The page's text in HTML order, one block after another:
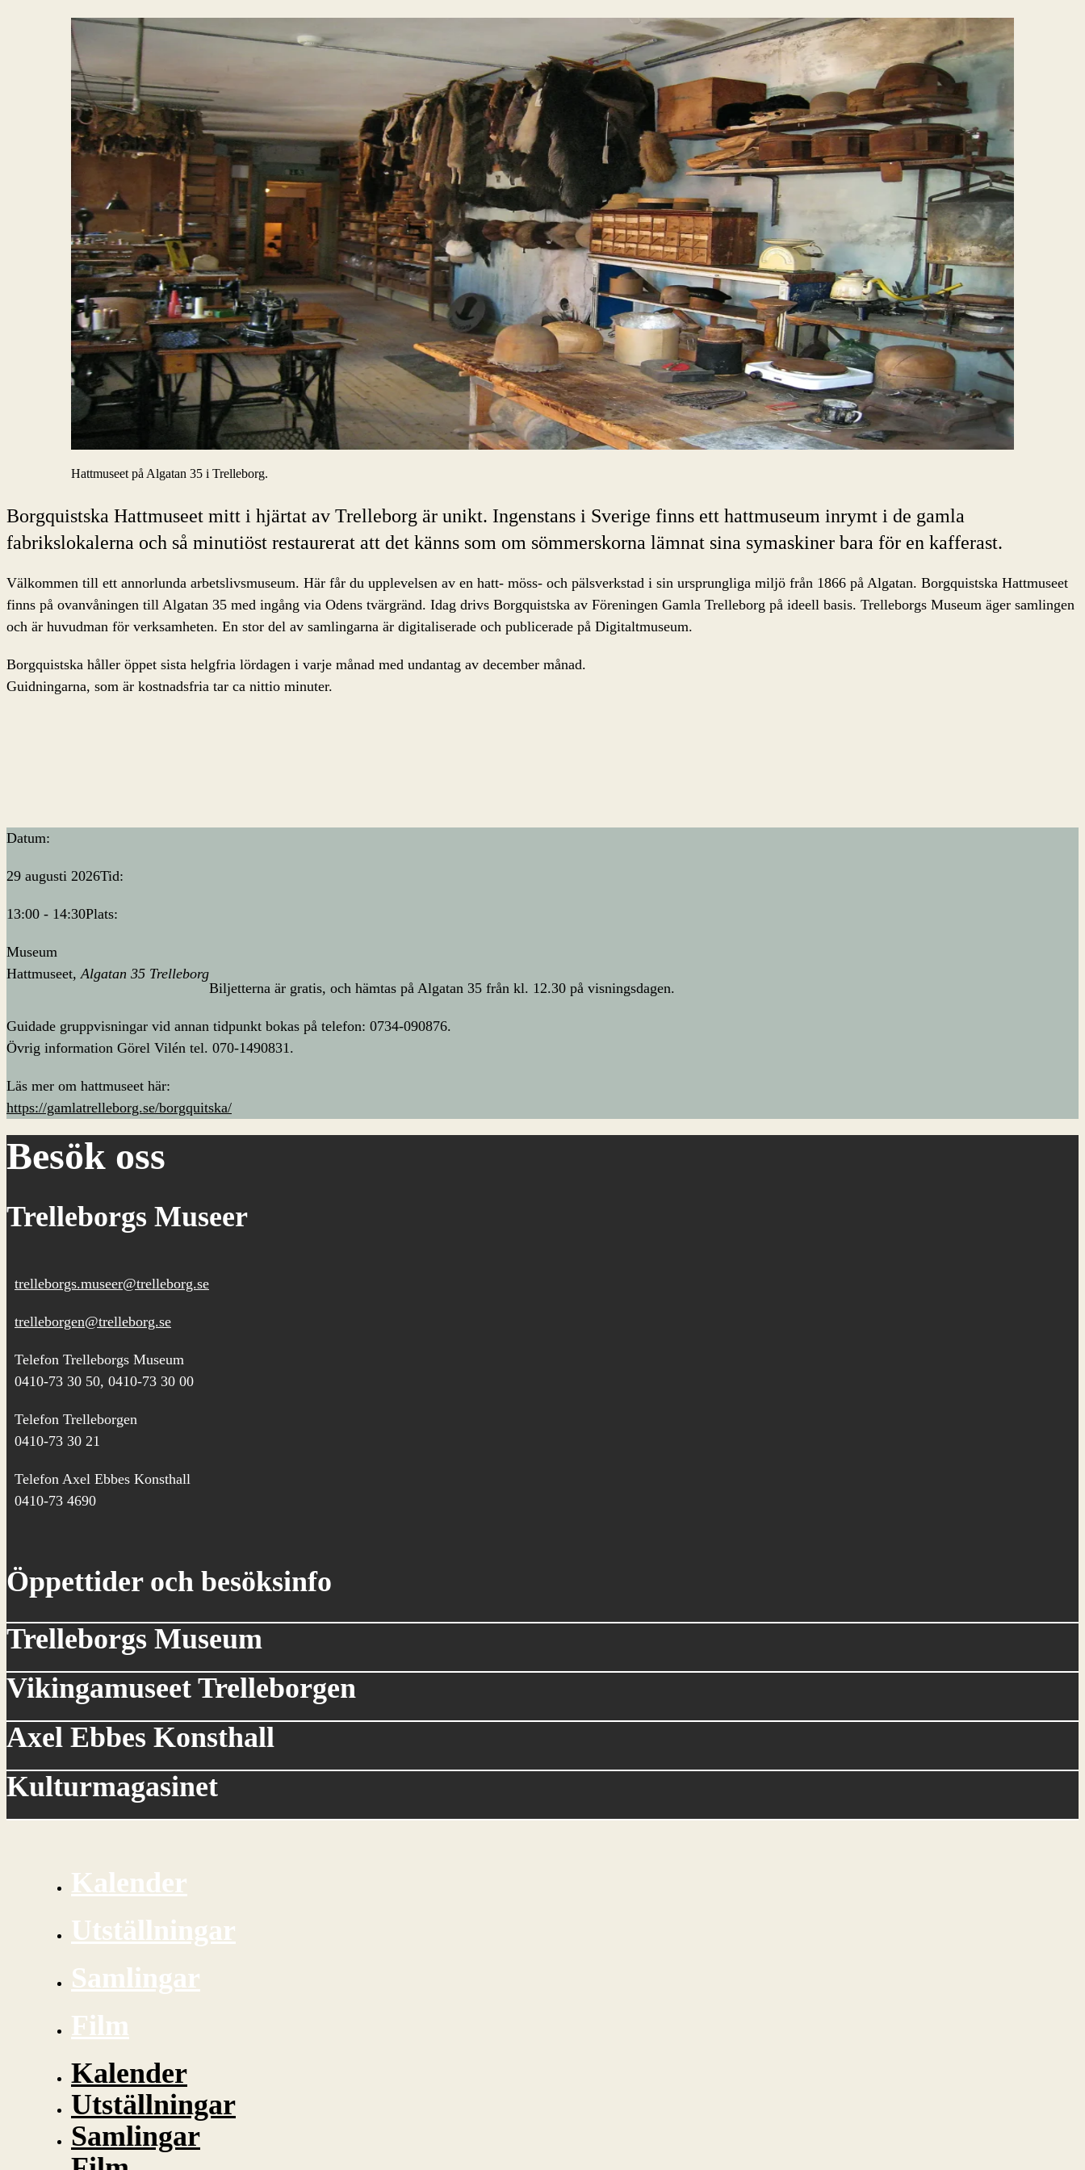
Hattmuseet på Algatan 35 i Trelleborg.
Borgquistska Hattmuseet mitt i hjärtat av Trelleborg är unikt. Ingenstans i Sverige finns ett hattmuseum inrymt i de gamla
fabrikslokalerna och så minutiöst restaurerat att det känns som om sömmerskorna lämnat sina symaskiner bara för en kafferast.
Välkommen till ett annorlunda arbetslivsmuseum. Här får du upplevelsen av en hatt- möss- och pälsverkstad i sin ursprungliga miljö från 1866 på Algatan. Borgquistska Hattmuseet
finns på ovanvåningen till Algatan 35 med ingång via Odens tvärgränd. Idag drivs Borgquistska av Föreningen Gamla Trelleborg på ideell basis. Trelleborgs Museum äger samlingen
och är huvudman för verksamheten. En stor del av samlingarna är digitaliserade och publicerade på Digitaltmuseum.
Borgquistska håller öppet sista helgfria lördagen i varje månad med undantag av december månad.
Guidningarna, som är kostnadsfria tar ca nittio minuter.
Datum:
29 augusti 2026Tid:
13:00 - 14:30Plats:
Museum
Hattmuseet Algatan 35 Trelleborg
Biljetterna är gratis, och hämtas på Algatan 35 från kl. 12.30 på visningsdagen.
Guidade gruppvisningar vid annan tidpunkt bokas på telefon: 0734-090876.
Övrig information Görel Vilén tel. 070-1490831.
Läs mer om hattmuseet här:
https://gamlatrelleborg.se/borgquitska/
Besök oss
Trelleborgs Museer
trelleborgs.museer@trelleborg.se
trelleborgen@trelleborg.se
Telefon Trelleborgs Museum
0410-73 30 50, 0410-73 30 00
Telefon Trelleborgen
0410-73 30 21
Telefon Axel Ebbes Konsthall
0410-73 4690
Öppettider och besöksinfo
Trelleborgs Museum
Vikingamuseet Trelleborgen
Axel Ebbes Konsthall
Kulturmagasinet
Kalender
Utställningar
Samlingar
Film
Kalender
Utställningar
Samlingar